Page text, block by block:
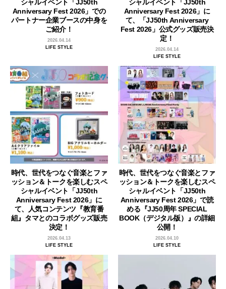
シャルイベント「JJ50th
Anniversary Fest 2026」での
パートナー企業ブースの中身を
ご紹介！
2026.04.14
LIFE STYLE
シャルイベント「JJ50th
Anniversary Fest 2026」に
て、「JJ50th Anniversary
Fest 2026」公式グッズ販売決
定！
2026.04.14
LIFE STYLE
時代、世代をつなぐ音楽とファ
ッション＆トークを楽しむスペ
シャルイベント「JJ50th
Anniversary Fest 2026」に
て、人気コンテンツ『教育番
組』タマとのコラボグッズ販売
決定！
2026.04.13
LIFE STYLE
時代、世代をつなぐ音楽とファ
ッション＆トークを楽しむスペ
シャルイベント「JJ50th
Anniversary Fest 2026」で読
める『JJ50周年 SPECIAL
BOOK（デジタル版）』の詳細
公開！
2026.04.10
LIFE STYLE